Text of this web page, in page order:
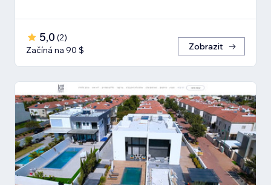
5,0 (2)
Začíná na 90 $
Zobrazit